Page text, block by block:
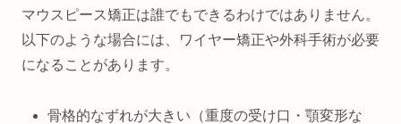
マウスピース矯正は誰でもできるわけではありません。
以下のような場合には、ワイヤー矯正や外科手術が必要
になることがあります。
骨格的なずれが大きい（重度の受け口・顎変形な